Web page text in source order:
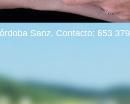
Sanz. Contacto: 653